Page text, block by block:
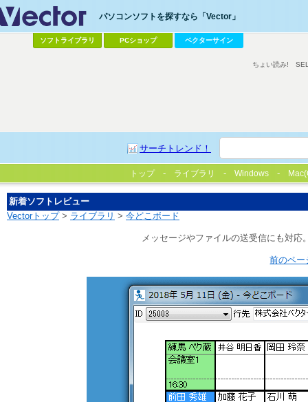
パソコンソフトを探すなら「Vector」
ソフトライブラリ PCショップ ベクターサイン
サーチトレンド！
ちょい読み!
トップ ライブラリ Windows
新着ソフトレビュー
Vectorトップ> ライブラリ > 今どこボード
メッセージやファイルの送受信にも対応
前のペー